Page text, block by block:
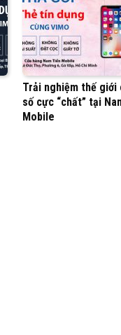
Trải nghiệm thế giới
số cực “chất” tại
Mobile